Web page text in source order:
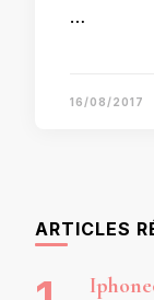
…
16/08/2017
ARTICLES